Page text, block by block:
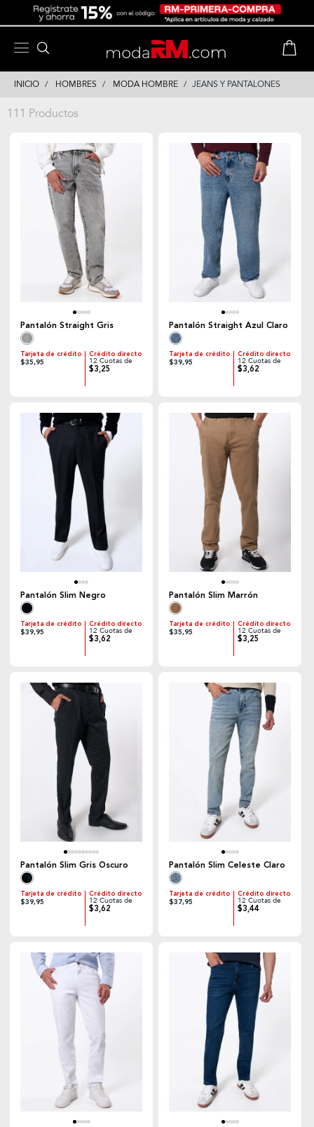
INICIO HOMBRES MODA HOMBRE JEANS Y PANTALONES
111 Productos
Pantalón Straight Gris
Tarjeta de crédito
$35,95
Crédito directo
12 Cuotas de
$3,25
Pantalón Straight Azul Claro
Tarjeta de crédito
$39,95
Crédito directo
12 Cuotas de
$3,62
Pantalón Slim Negro
Tarjeta de crédito
$39,95
Crédito directo
12 Cuotas de
$3,62
Pantalón Slim Marrón
Tarjeta de crédito
$35,95
Crédito directo
12 Cuotas de
$3,25
Pantalón Slim Gris Oscuro
Tarjeta de crédito
$39,95
Crédito directo
12 Cuotas de
$3,62
Pantalón Slim Celeste Claro
Tarjeta de crédito
$37,95
Crédito directo
12 Cuotas de
$3,44